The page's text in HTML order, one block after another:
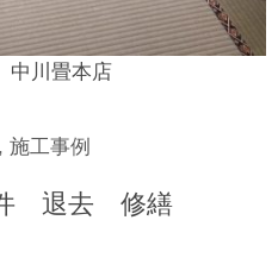
川畳本店
,施工事例
退去 修繕